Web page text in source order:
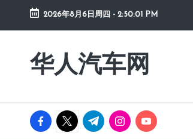
Skip
content
2026年8月6日周四 - 2:50:02 PM
华人汽车网
facebook.com
twitter.com
t.me instagram.com
youtube.com